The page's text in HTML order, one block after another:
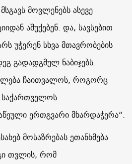
მოვლენებს ასევე
აშუქებენ. და, სავსებით
უჭერენ სხვა მთავრობების
გადადგმულ ნაბიჯებს.
ჩაითვალოს, როგორც
საქართველოს
ერთგვარი მხარდაჭერა“.
მოსაზრებას ეთანხმება
თვლის, რომ